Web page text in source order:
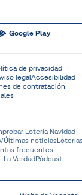
Google Play
de privacidad
legalAccesibilidad
de contratación
Lotería Navidad
Últimas noticias
frecuentes
VerdadPódcast